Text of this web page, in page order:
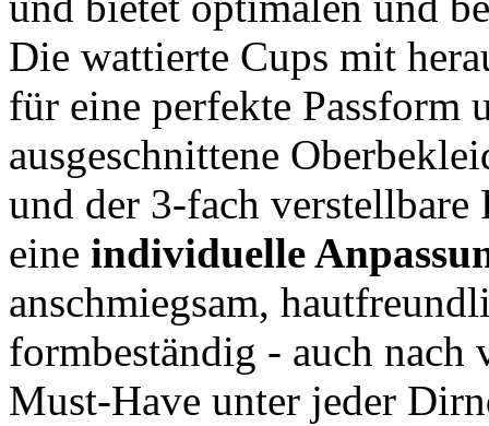
Die wattierte Cups mit
für eine perfekte Passform
ausgeschnittene
und der 3-fach verstellbare
eine individuelle
anschmiegsam,
formbeständig - auch nach
Must-Have unter jeder